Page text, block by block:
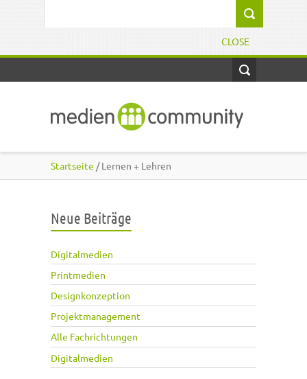
CLOSE
Startseite / Lernen + Lehren
Neue Beiträge
Digitalmedien
Printmedien
Designkonzeption
Projektmanagement
Alle Fachrichtungen
Digitalmedien